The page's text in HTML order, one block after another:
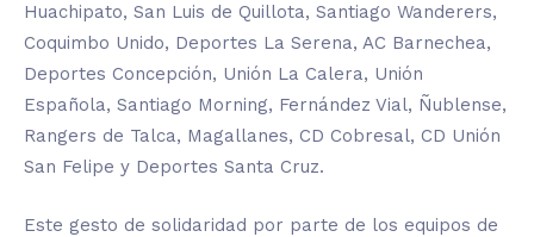
Huachipato, San Luis de Quillota, Santiago Wanderers,
Coquimbo Unido, Deportes La Serena, AC Barnechea,
Deportes Concepción, Unión La Calera, Unión
Española, Santiago Morning, Fernández Vial, Ñublense,
Rangers de Talca, Magallanes, CD Cobresal, CD Unión
San Felipe y Deportes Santa Cruz.
Este gesto de solidaridad por parte de los equipos de